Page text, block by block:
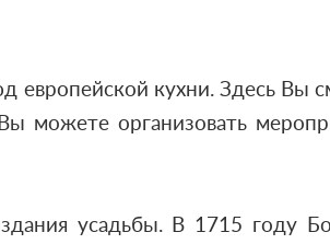
кухни. Здесь Вы
можете организовать
усадьбы. В 1715 году